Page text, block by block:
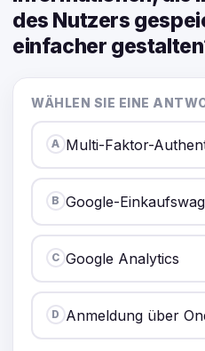
des Nutzers
einfacher
WÄHLEN SIE EINE
A Multi-Faktor-
B Google-
C Google Analytics
D Anmeldung über